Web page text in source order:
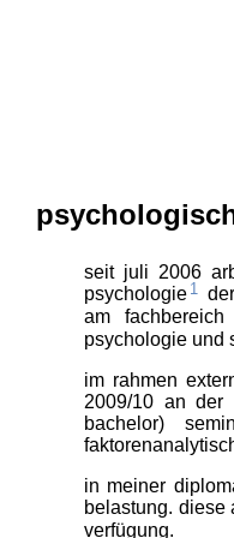
seit juli 2006
psychologie 1 der
am
psychologie und
im rahmen
2009/10 an der
bachelor)
in meiner
belastung. diese
verfügung.